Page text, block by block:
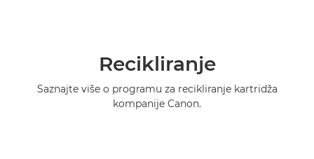
Recikliranje
Saznajte više o programu za recikliranje kartridža
kompanije Canon.